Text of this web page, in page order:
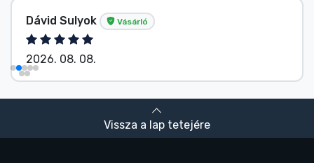
Dávid Sulyok Vásárló
2026. 08. 08.
Vissza a lap tetejére